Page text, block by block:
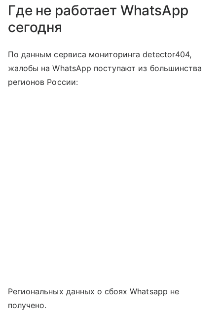
Где не работает WhatsApp
сегодня
По данным сервиса мониторинга detector404,
жалобы на WhatsApp поступают из большинства
регионов России:
Региональных данных о сбоях Whatsapp не
получено.